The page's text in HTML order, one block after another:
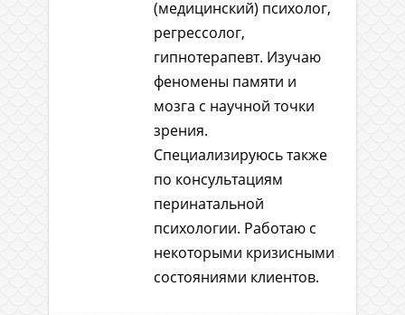
(медицинский) психолог,
регрессолог,
гипнотерапевт. Изучаю
феномены памяти и
мозга с научной точки
зрения.
Специализируюсь также
по консультациям
перинатальной
психологии. Работаю с
некоторыми кризисными
состояниями клиентов.